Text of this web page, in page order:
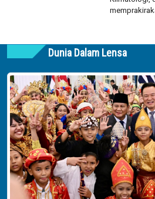
Dunia Dalam Lensa